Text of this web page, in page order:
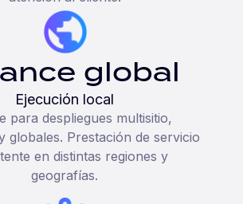
global
Ejecución local
para despliegues multisitio,
globales. Prestación de servicio
en distintas regiones y
geografías.